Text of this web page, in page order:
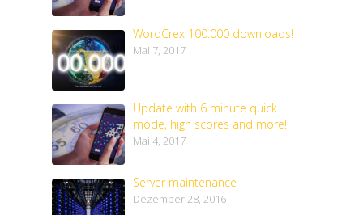
WordCrex 100.000 downloads!
Mai 7, 2017
Update with 6 minute quick
mode, high scores and more!
Mai 4, 2017
Server maintenance
Dezember 28, 2016